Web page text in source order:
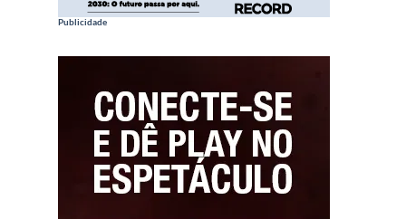
Publicidade